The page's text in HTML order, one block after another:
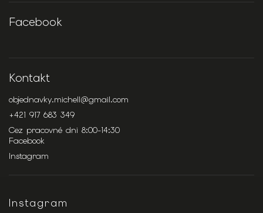
Facebook
Kontakt
objednavky.michell@gmail.com
+421 917 683 349
Cez pracovné dni 8:00-14:30
Facebook
Instagram
Instagram